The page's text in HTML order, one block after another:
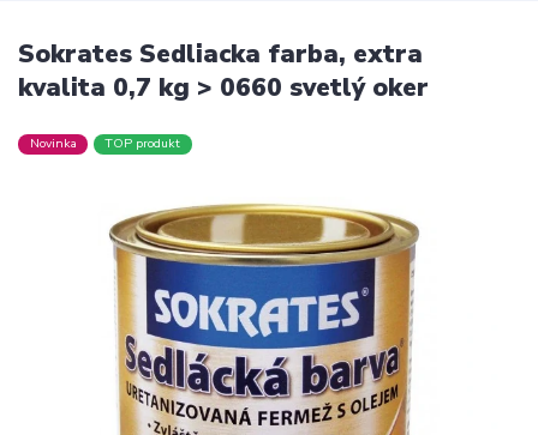
Sokrates Sedliacka farba, extra
kvalita 0,7 kg > 0660 svetlý oker
Novinka TOP produkt